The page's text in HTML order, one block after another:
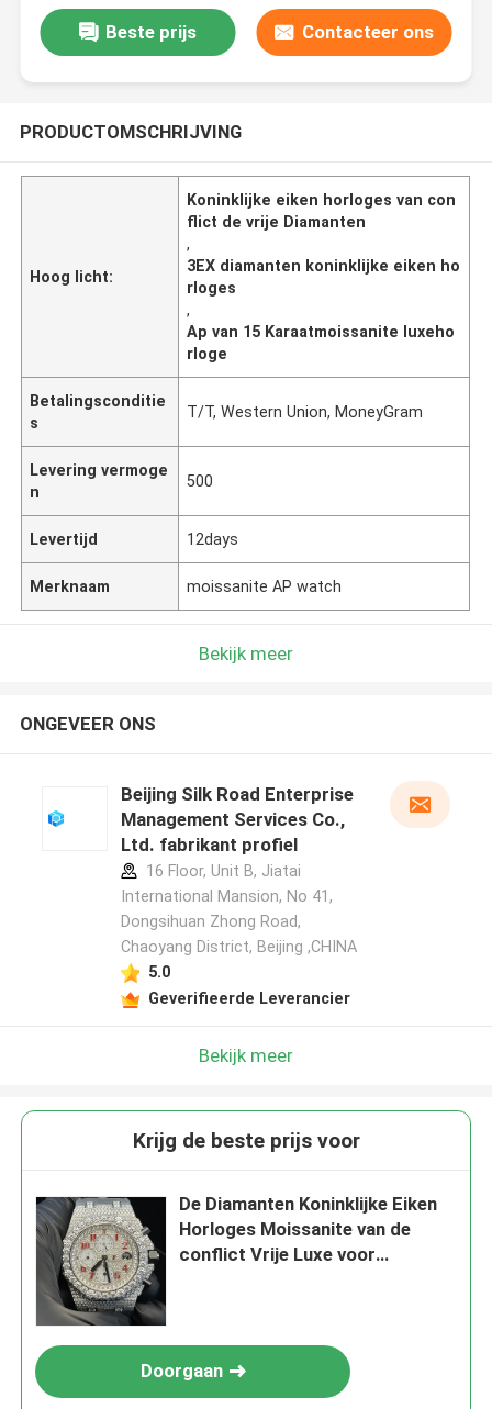
Laat een bericht achter
We bellen je snel terug!
VERZENDEN
Beste prijs Contacteer ons
PRODUCTOMSCHRIJVING
Hoog licht:
Koninklijke eiken horloges van con
flict de vrije Diamanten
,
3EX diamanten koninklijke eiken ho
rloges
,
Ap van 15 Karaatmoissanite luxeho
rloge
Betalingsconditie
s
T/T, Western Union, MoneyGram
Levering vermoge
n
500
Levertijd 12days
Merknaam moissanite AP watch
Bekijk meer
ONGEVEER ONS
Beijing Silk Road Enterprise
Management Services Co.,
Ltd. fabrikant profiel
16 Floor, Unit B, Jiatai
International Mansion, No 41,
Dongsihuan Zhong Road,
Chaoyang District, Beijing ,CHINA
5.0
Geverifieerde Leverancier
Bekijk meer
Krijg de beste prijs voor
De Diamanten Koninklijke Eiken
Horloges Moissanite van de
conflict Vrije Luxe voor
Doorgaan